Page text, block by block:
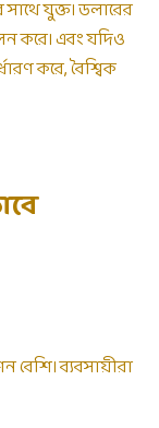
যুক্ত। ডলারের
করে। এবং যদিও
করে, বৈশ্বিক
ব্যবসায়ীরা